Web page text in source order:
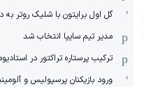
گل اول برایتون با شلیک روتر به
مدیر تیم سایپا انتخاب شد
ترکیب پرستاره تراکتور در
ورود بازیکنان پرسپولیس و